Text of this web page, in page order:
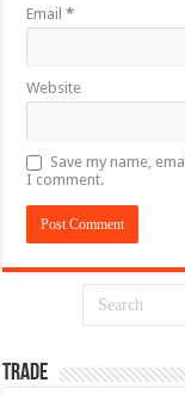
Email*
Website
Save my name,
I comment.
TRADE